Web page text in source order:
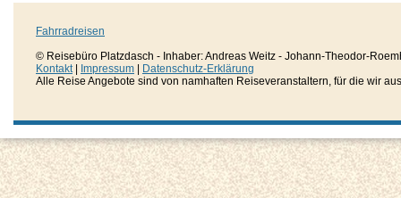
Fahrradreisen
© Reisebüro Platzdasch - Inhaber: Andreas Weitz - Johann-Theodor-
Kontakt| Impressum
Datenschutz-Erklärung
Alle Reise Angebote sind von namhaften Reiseveranstaltern, für die wir